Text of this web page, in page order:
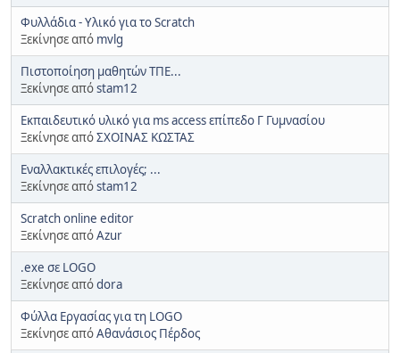
Φυλλάδια - Υλικό για το Scratch
Ξεκίνησε από mvlg
Πιστοποίηση μαθητών ΤΠΕ...
Ξεκίνησε απόstam12
Εκπαιδευτικό υλικό για ms access επίπεδο Γ Γυμνασίου
Ξεκίνησε απόΣΧΟΙΝΑΣ ΚΩΣΤΑΣ
Εναλλακτικές επιλογές; ...
Ξεκίνησε απόstam12
Scratch online editor
Ξεκίνησε απόAzur
.exe σε LOGO
Ξεκίνησε απόdora
Φύλλα Εργασίας για τη LOGO
Ξεκίνησε απόΑθανάσιος Πέρδος